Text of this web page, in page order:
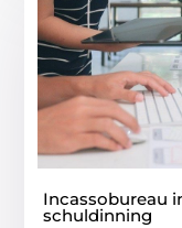
Incassobureau
schuldinning